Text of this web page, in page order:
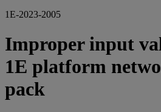
1E-2023-2005
Improper input
1E platform
pack